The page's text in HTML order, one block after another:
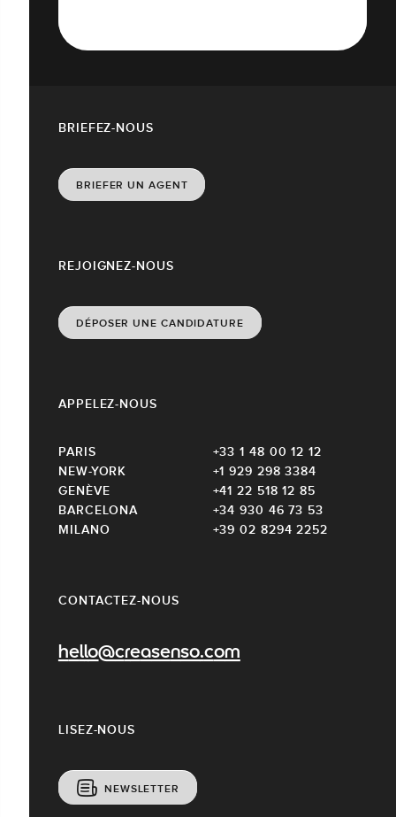
CONTACTEZ-NOUS
hello@creasenso.com
REJOIGNEZ-NOUS
DÉPOSER UNE CANDIDATURE
LISEZ-NOUS
NEWSLETTER
APPELEZ-NOUS
PARIS
+33 1 48 00 12 12
NEW-YORK
+1 929 298 3384
GENÈVE
+41 22 518 12 85
BARCELONA
+34 930 46 73 53
MILANO
+39 02 8294 2252
BRIEFEZ-NOUS
BRIEFER UN AGENT